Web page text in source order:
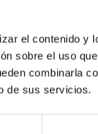
el contenido y
sobre el uso
combinarla
de sus servicios.
IAC
Sitemap